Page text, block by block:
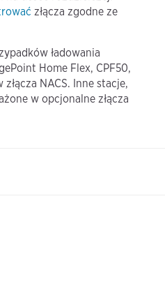
złącza zgodne ze
ładowania
Home Flex, CPF50,
NACS. Inne stacje,
w opcjonalne złącza